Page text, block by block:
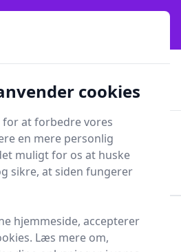
til stil, trends og smarte fund
✨981 forskellige produkttyper
Fashion Online
skønhed
Personlig Pleje
cookies
at forbedre vores
en mere personlig
muligt for os at huske
sikre, at siden fungerer
hjemmeside, accepterer
Læs mere om,